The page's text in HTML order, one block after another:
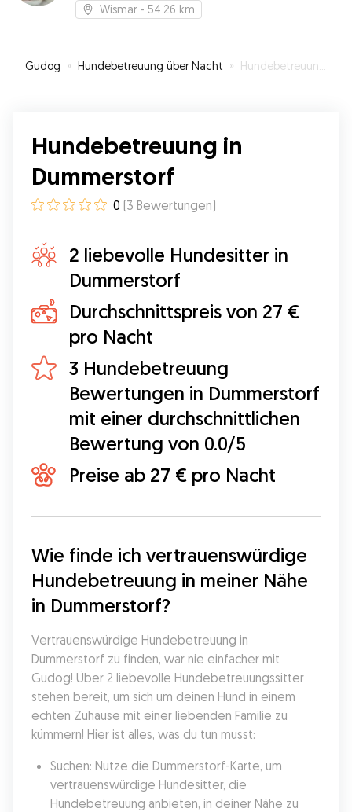
Wismar - 54.26 km
Gudog » Hundebetreuung über Nacht » Hundebetreuung in Dummerstorf
Hundebetreuung in
Dummerstorf
0 (3 Bewertungen)
2 liebevolle Hundesitter in
Dummerstorf
Durchschnittspreis von 27 €
pro Nacht
3 Hundebetreuung
Bewertungen in Dummerstorf
mit einer durchschnittlichen
Bewertung von 0.0/5
Preise ab 27 € pro Nacht
Wie finde ich vertrauenswürdige
Hundebetreuung in meiner Nähe
in Dummerstorf?
Vertrauenswürdige Hundebetreuung in
Dummerstorf zu finden, war nie einfacher mit
Gudog! Über 2 liebevolle Hundebetreuungssitter
stehen bereit, um sich um deinen Hund in einem
echten Zuhause mit einer liebenden Familie zu
kümmern! Hier ist alles, was du tun musst:
Suchen: Nutze die Dummerstorf-Karte, um
vertrauenswürdige Hundesitter, die
Hundebetreuung anbieten, in deiner Nähe zu